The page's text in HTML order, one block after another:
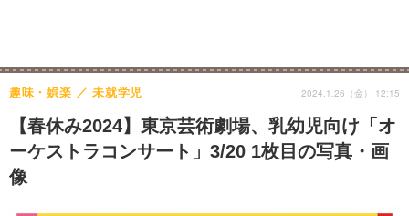
【春休み2024】東京芸術劇場、乳幼児向け「オ
ーケストラコンサート」3/20 1枚目の写真・画
像
趣味・娯楽 未就学児 2024.1.26（金） 12:15